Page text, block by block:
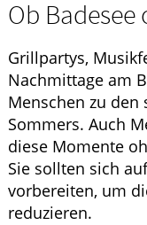
Ob Badesee
Grillpartys,
Nachmittage am
Menschen zu den
Sommers. Auch
diese Momente
Sie sollten sich
vorbereiten, um
reduzieren.